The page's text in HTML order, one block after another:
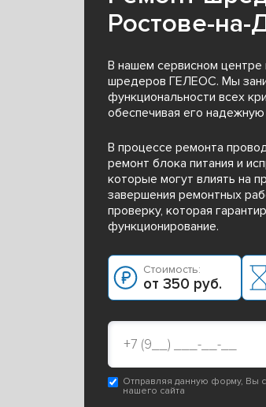
Ростове-на-
В нашем сервисном
шредеров ГЕЛЕОС. Мы
функциональности всех
обеспечивая его
В процессе ремонта
ремонт блока питания и
которые могут влиять на
завершения ремонтных
проверку, которая
функционирование.
Стоимость:
от 350 руб.
Отправляя данную форму, Вы
нашего сайта